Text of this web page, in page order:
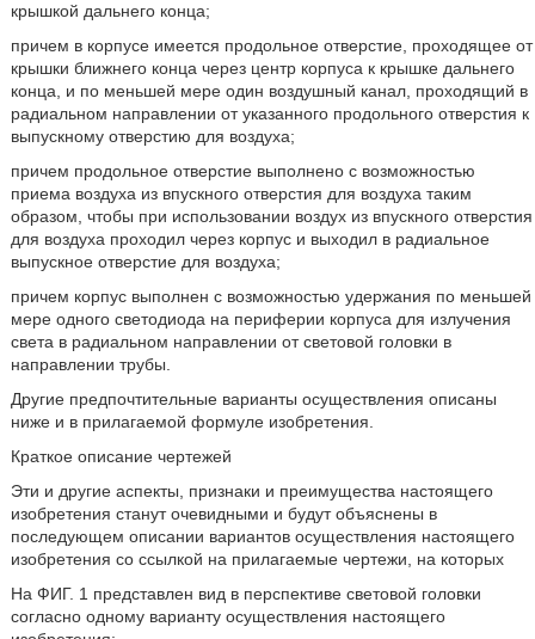
крышкой дальнего конца;
причем в корпусе имеется продольное отверстие, проходящее от
крышки ближнего конца через центр корпуса к крышке дальнего
конца, и по меньшей мере один воздушный канал, проходящий в
радиальном направлении от указанного продольного отверстия к
выпускному отверстию для воздуха;
причем продольное отверстие выполнено с возможностью
приема воздуха из впускного отверстия для воздуха таким
образом, чтобы при использовании воздух из впускного отверстия
для воздуха проходил через корпус и выходил в радиальное
выпускное отверстие для воздуха;
причем корпус выполнен с возможностью удержания по меньшей
мере одного светодиода на периферии корпуса для излучения
света в радиальном направлении от световой головки в
направлении трубы.
Другие предпочтительные варианты осуществления описаны
ниже и в прилагаемой формуле изобретения.
Краткое описание чертежей
Эти и другие аспекты, признаки и преимущества настоящего
изобретения станут очевидными и будут объяснены в
последующем описании вариантов осуществления настоящего
изобретения со ссылкой на прилагаемые чертежи, на которых
На ФИГ. 1 представлен вид в перспективе световой головки
согласно одному варианту осуществления настоящего